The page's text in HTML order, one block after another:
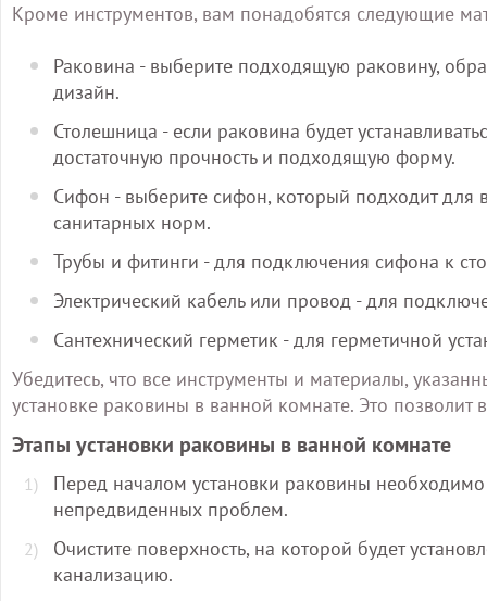
Кроме инструментов, вам понадобятся следующие
Раковина - выберите подходящую раковину,
дизайн.
Столешница - если раковина будет
достаточную прочность и подходящую форму.
Сифон - выберите сифон, который подходит для
санитарных норм.
Трубы и фитинги - для подключения сифона к
Электрический кабель или провод - для
Сантехнический герметик - для герметичной
Убедитесь, что все инструменты и материалы,
установке раковины в ванной комнате. Это
Этапы установки раковины в ванной комнате
Перед началом установки раковины
непредвиденных проблем.
Очистите поверхность, на которой будет
канализацию.